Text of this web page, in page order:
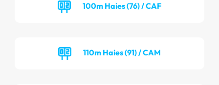
100m Haies (76) / CAF
110m Haies (91) / CAM